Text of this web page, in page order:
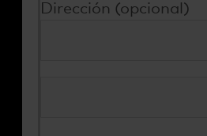
Dirección (opcional)